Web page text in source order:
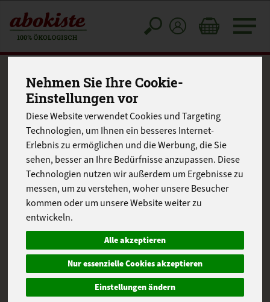
Nehmen Sie Ihre Cookie-
Einstellungen vor
Diese Website verwendet Cookies und Targeting
Technologien, um Ihnen ein besseres Internet-
Erlebnis zu ermöglichen und die Werbung, die Sie
sehen, besser an Ihre Bedürfnisse anzupassen. Diese
Technologien nutzen wir außerdem um Ergebnisse zu
messen, um zu verstehen, woher unsere Besucher
kommen oder um unsere Website weiter zu
entwickeln.
Alle akzeptieren
Nur essenzielle Cookies akzeptieren
Einstellungen ändern
Toggle
cart